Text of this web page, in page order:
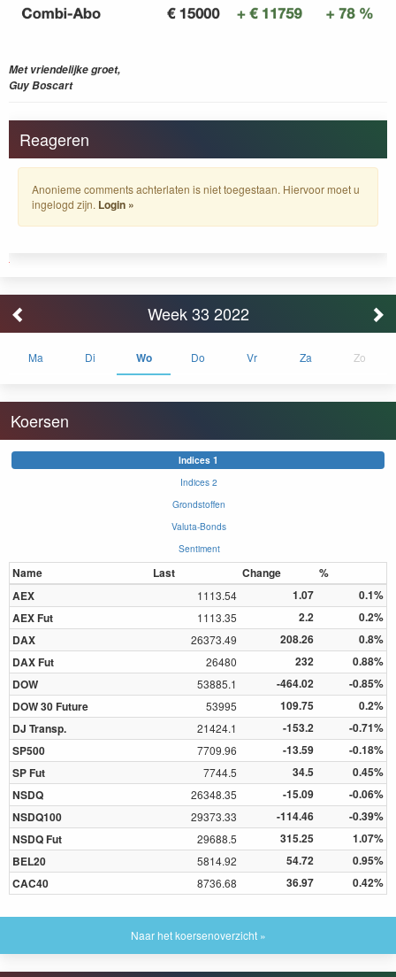
Met vriendelijke groet,
Guy Boscart
Reageren
Anonieme comments achterlaten is niet toegestaan. Hiervoor moet u
ingelogd zijn. Login »
Week 33 2022
Ma Di Wo Do Vr Za Zo
Koersen
Indices 1
Indices 2
Grondstoffen
Valuta-Bonds
Sentiment
Name Last Change
%
AEX
1113.54 1.07
0.1%
AEX Fut
1113.35 2.2
0.2%
DAX
26373.49 208.26
0.8%
DAX Fut
26480 232
0.88%
DOW
53885.1 -464.02
-0.85%
DOW 30 Future
53995 109.75
0.2%
DJ Transp.
21424.1 -153.2
-0.71%
SP500
7709.96 -13.59
-0.18%
SP Fut
7744.5 34.5
0.45%
NSDQ
26348.35 -15.09
-0.06%
NSDQ100
29373.33 -114.46
-0.39%
NSDQ Fut
29688.5 315.25
1.07%
BEL20
5814.92 54.72
0.95%
CAC40
8736.68 36.97 0.42%
Naar het koersenoverzicht »